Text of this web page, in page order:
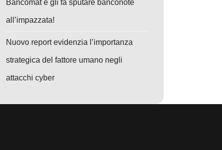
Aisuru: La botnet che trasforma la tua casa in un proxy per il
Bancomat e gli fa sputare banconote
all’impazzata!
Nuovo report evidenzia l’importanza
strategica del fattore umano negli
attacchi cyber